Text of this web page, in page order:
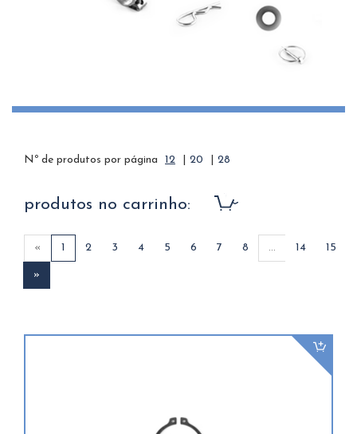
Nº de produtos por página 12 20 28
produtos no carrinho:
« 1 2 3 4 5 6 7 8 ... 14 15
»